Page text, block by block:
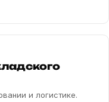
и логистике.